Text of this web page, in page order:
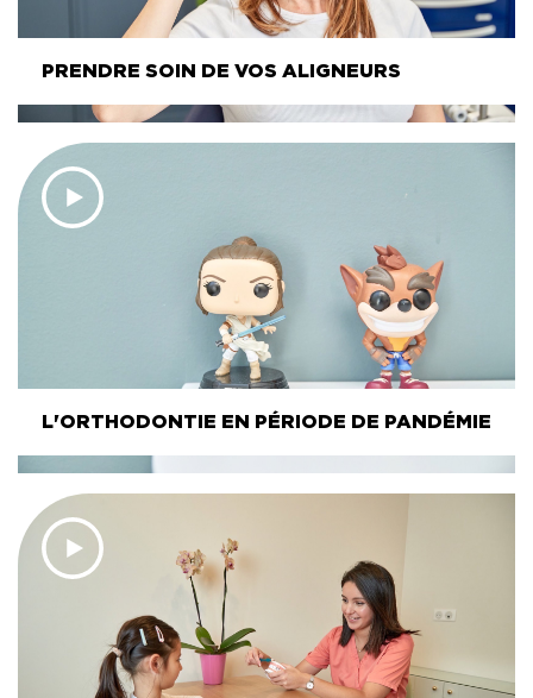
PRENDRE SOIN DE VOS ALIGNEURS
L'ORTHODONTIE EN PÉRIODE DE PANDÉMIE